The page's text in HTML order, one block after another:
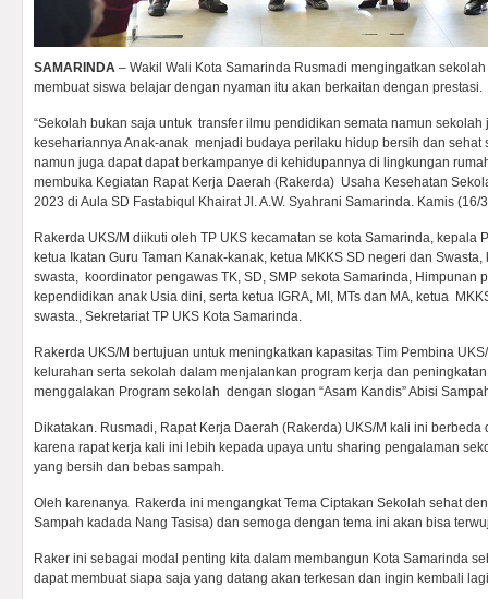
SAMARINDA – Wakil Wali Kota Samarinda Rusmadi mengingatkan
membuat siswa belajar dengan nyaman itu akan berkaitan dengan prestasi.
“Sekolah bukan saja untuk transfer ilmu pendidikan semata namun
kesehariannya Anak-anak menjadi budaya perilaku hidup bersih dan sehat
namun juga dapat dapat berkampanye di kehidupannya di lingkungan
membuka Kegiatan Rapat Kerja Daerah (Rakerda) Usaha Kesehatan
2023 di Aula SD Fastabiqul Khairat Jl. A.W. Syahrani Samarinda. Kamis (16/
Rakerda UKS/M diikuti oleh TP UKS kecamatan se kota Samarinda, kepala
ketua Ikatan Guru Taman Kanak-kanak, ketua MKKS SD negeri dan
swasta, koordinator pengawas TK, SD, SMP sekota Samarinda, Himpunan
kependidikan anak Usia dini, serta ketua IGRA, MI, MTs dan MA, ketua
swasta., Sekretariat TP UKS Kota Samarinda.
Rakerda UKS/M bertujuan untuk meningkatkan kapasitas Tim Pembina
kelurahan serta sekolah dalam menjalankan program kerja dan
menggalakan Program sekolah dengan slogan “Asam Kandis” Abisi
Dikatakan. Rusmadi, Rapat Kerja Daerah (Rakerda) UKS/M kali ini
karena rapat kerja kali ini lebih kepada upaya untu sharing pengalaman
yang bersih dan bebas sampah.
Oleh karenanya Rakerda ini mengangkat Tema Ciptakan Sekolah sehat
Sampah kadada Nang Tasisa) dan semoga dengan tema ini akan bisa
Raker ini sebagai modal penting kita dalam membangun Kota Samarinda
dapat membuat siapa saja yang datang akan terkesan dan ingin kembali